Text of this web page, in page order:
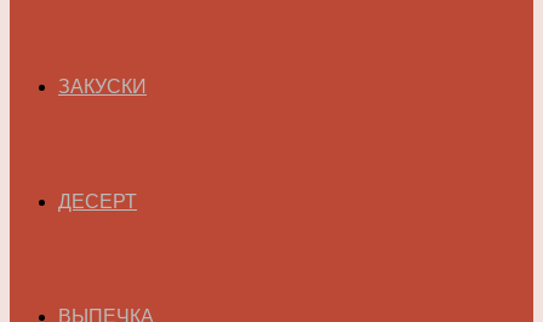
ЗАКУСКИ
ДЕСЕРТ
ВЫПЕЧКА